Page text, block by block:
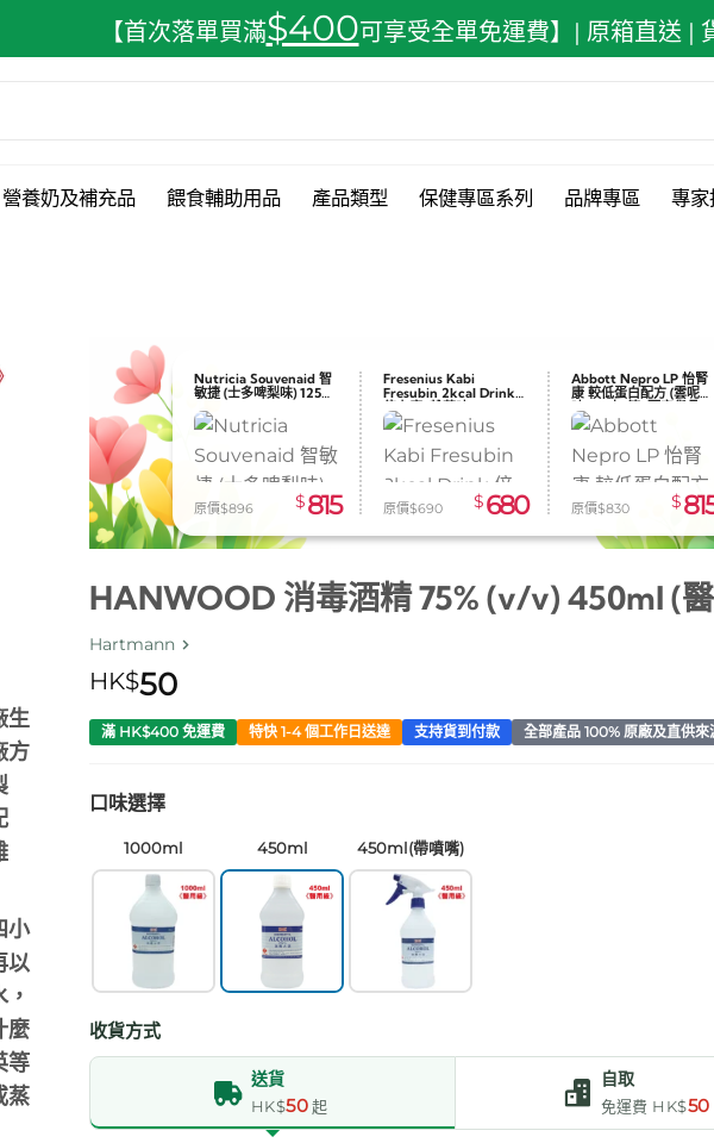
【首次落單買滿$400可享受全單免運費】| 原箱直送 |
營養奶及補充品 餵食輔助用品 產品類型 保健專區系列 品牌專區 專家
生
方
小
以
麼
等
蒸
Nutricia Souvenaid 智
敏捷 (士多啤梨味) 125ml
x24
原價$896 $ 815
Fresenius Kabi
Fresubin 2kcal Drink
倍力康 (雜莓味) 200ml
x24
原價$690 $ 680
Abbott Nepro LP 怡腎
康 較低蛋白配方 (雲呢拿
味) 24支/箱-預定貨品
原價$830 $
HANWOOD 消毒酒精 75% (v/v) 450ml (
Hartmann
HK$50
滿 HK$400 免運費 特快 1-4 個工作日送達 支持貨到付款 全部產品 100% 原廠及直供來
口味選擇
1000ml 450ml 450ml(帶噴嘴)
收貨方式
送貨
HK$50起
自取
免運費 HK$50